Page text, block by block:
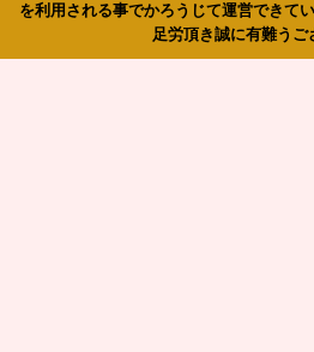
を利用される事でかろうじて運営できて
足労頂き誠に有難うご